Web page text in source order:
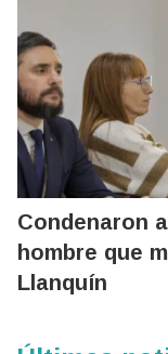
Condenaron
hombre que
Llanquín